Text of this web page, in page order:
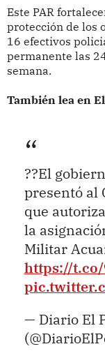
Este PAR
protección de los
16 efectivos
permanente las
semana.
También lea en
??El
presentó al
que
la
Militar
https://
— Diario El